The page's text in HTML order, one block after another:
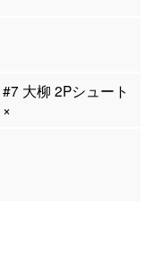
#7 大柳 2Pシュート
×